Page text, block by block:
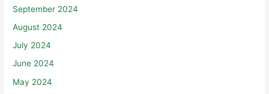
September 2024
August 2024
July 2024
June 2024
May 2024